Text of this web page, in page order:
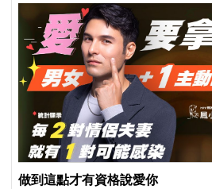
做到這點才有資格說愛你